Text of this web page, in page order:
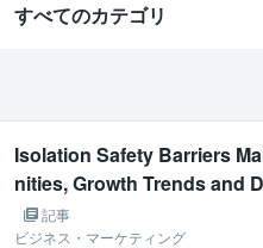
すべてのカテゴリ
Isolation Safety Barriers
nities, Growth Trends and
ysis Report 2025-2031
記事
ビジネス・マーケティング